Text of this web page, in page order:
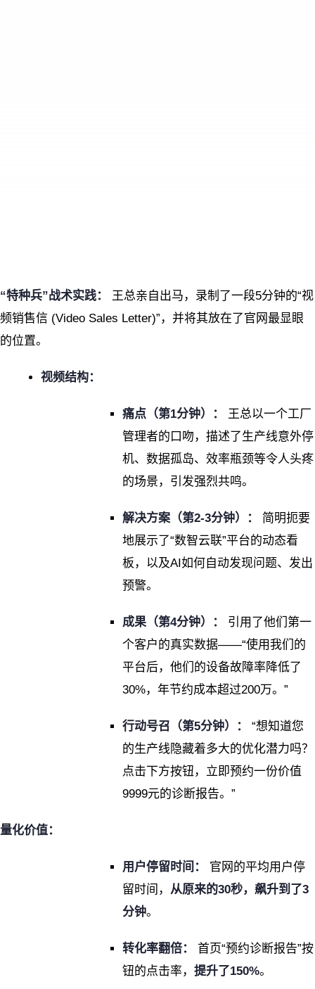
“特种兵”战术实践：
王总亲自出马，录制了一段5分钟的“视
频销售信 (Video Sales Letter)”，并将其放在了官网最显眼
的位置。
视频结构：
痛点（第1分钟）：
王总以一个工厂
管理者的口吻，描述了生产线意外停
机、数据孤岛、效率瓶颈等令人头疼
的场景，引发强烈共鸣。
解决方案（第2-3分钟）：
简明扼要
地展示了“数智云联”平台的动态看
板，以及AI如何自动发现问题、发出
预警。
成果（第4分钟）：
引用了他们第一
个客户的真实数据——“使用我们的
平台后，他们的设备故障率降低了
30%，年节约成本超过200万。”
行动号召（第5分钟）：
“想知道您
的生产线隐藏着多大的优化潜力吗？
点击下方按钮，立即预约一份价值
9999元的诊断报告。”
量化价值：
用户停留时间：
官网的平均用户停
留时间， 从原来的30秒，飙升到了3
分钟。
转化率翻倍：
首页“预约诊断报告”按
钮的点击率， 提升了150%。